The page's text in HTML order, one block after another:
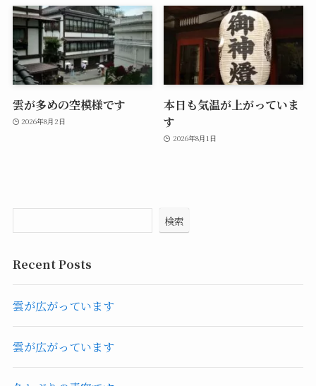
雲が多めの空模様です
2026年8月2日
本日も気温が上がっていま
す
2026年8月1日
検索
Recent Posts
雲が広がっています
雲が広がっています